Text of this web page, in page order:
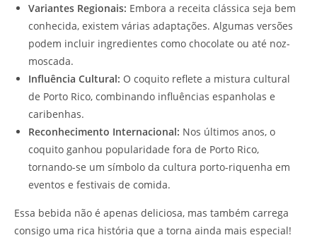
Variantes Regionais: Embora a receita clássica seja bem
conhecida, existem várias adaptações. Algumas versões
podem incluir ingredientes como chocolate ou até noz-
moscada.
Influência Cultural: O coquito reflete a mistura cultural
de Porto Rico, combinando influências espanholas e
caribenhas.
Reconhecimento Internacional: Nos últimos anos, o
coquito ganhou popularidade fora de Porto Rico,
tornando-se um símbolo da cultura porto-riquenha em
eventos e festivais de comida.
Essa bebida não é apenas deliciosa, mas também carrega
consigo uma rica história que a torna ainda mais especial!